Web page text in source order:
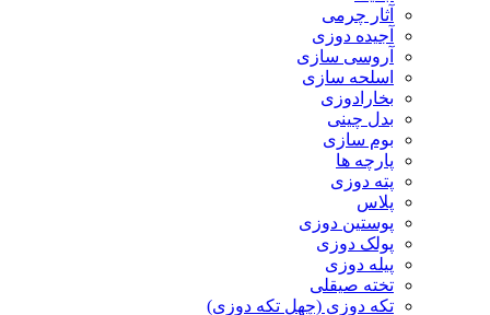
آثار چرمی
آجیده دوزی
آروسی سازی
اسلحه سازی
بخارادوزی
بدل چینی
بوم سازی
پارچه ها
پته دوزی
پلاس
پوستین دوزی
پولک دوزی
پیله دوزی
تخته صیقلی
تکه دوزی (چهل تکه دوزی)